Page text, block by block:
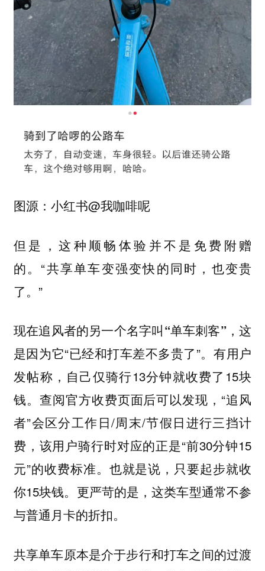
图源：小红书@我咖啡呢
但是，这种顺畅体验并不是免费附赠
的。“共享单车变强变快的同时，也变贵
了。”
现在追风者的另一个名字叫“单车刺客” ，这
是因为它“已经和打车差不多贵了”。有用户
发帖称，自己仅骑行13分钟就收费了15块
钱。查阅官方收费页面后可以发现，“追风
者”会区分工作日/周末/节假日进行三挡计
费，该用户骑行时对应的正是“前30分钟15
元”的收费标准。也就是说，只要起步就收
你15块钱。更严苛的是，这类车型通常不参
与普通月卡的折扣。
共享单车原本是介于步行和打车之间的过渡